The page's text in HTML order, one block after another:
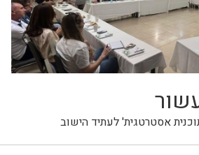
אסטרטגית' לעתיד הישוב